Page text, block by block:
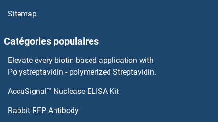
RUNX2 Kits ELISA
Sitemap
Catégories populaires
Elevate every biotin-based application with
Polystreptavidin - polymerized Streptavidin.
AccuSignal™ Nuclease ELISA Kit
Rabbit RFP Antibody